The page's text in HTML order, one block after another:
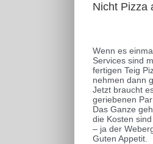
Nicht Pizza
Bild
Wenn es
Services sind
fertigen Teig
nehmen dann
Jetzt braucht
geriebenen
Das Ganze
die Kosten
– ja der
Guten Appetit.